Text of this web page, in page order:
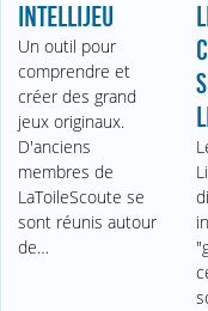
INTELLIJEU
Un outil pour
comprendre et
créer des grand
jeux originaux.
D'anciens
membres de
LaToileScoute se
sont réunis autour
de…